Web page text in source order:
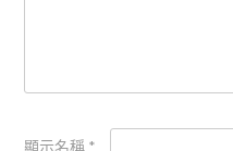
顯示名稱 *